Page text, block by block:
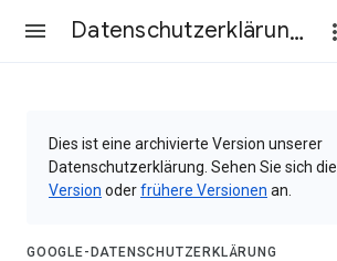
Datenschutzerklärung & Nutzungsbedingungen
Dies ist eine archivierte Version unserer
Datenschutzerklärung. Sehen Sie sich die
Version oderfrühere Versionen an.
GOOGLE-DATENSCHUTZERKLÄRUNG